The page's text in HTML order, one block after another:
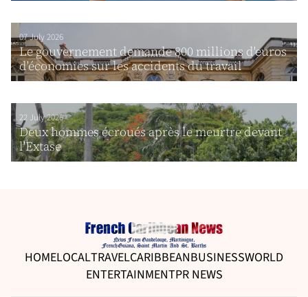
07 July 2026
Le gouvernement demande 800 millions d'euros
d'économies sur les accidents du travail
22 July 2026
Deux hommes écroués après le meurtre devant
l'Extase
HOMELOCALTRAVELCARIBBEANBUSINESSWORLD
ENTERTAINMENTPR NEWS